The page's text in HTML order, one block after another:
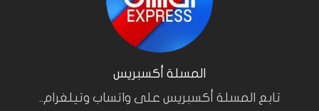
المسلة أكسبريس
تابع المسلة أكسبريس على واتساب وتيلغرام..